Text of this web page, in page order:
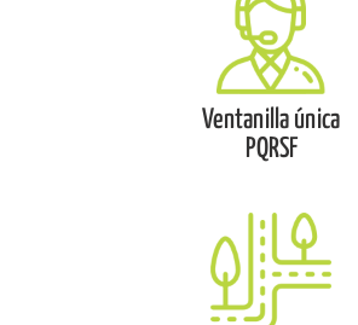
Ventanilla única
PQRSF